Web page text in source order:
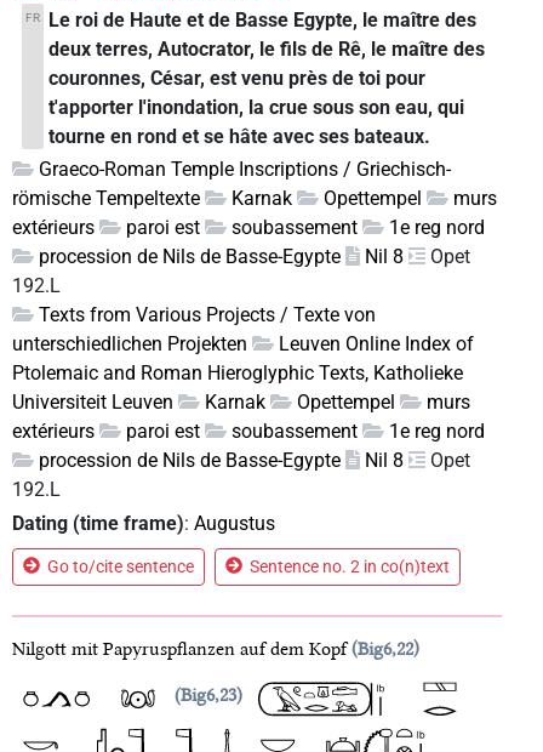
FR
Le roi de Haute et de Basse Egypte, le maître des
deux terres, Autocrator, le fils de Rê, le maître des
couronnes, César, est venu près de toi pour
t'apporter l'inondation, la crue sous son eau, qui
tourne en rond et se hâte avec ses bateaux.
Graeco-Roman Temple Inscriptions / Griechisch-
römische Tempeltexte
Karnak Opettempel
murs
extérieurs
paroi est soubassement
1e reg nord
procession de Nils de Basse-Egypte
Nil 8
Opet
192.L
Texts from Various Projects / Texte von
unterschiedlichen Projekten
Leuven Online Index of
Ptolemaic and Roman Hieroglyphic Texts, Katholieke
Universiteit Leuven
Karnak Opettempel
murs
extérieurs
paroi est soubassement
1e reg nord
procession de Nils de Basse-Egypte
Nil 8
Opet
192.L
Dating (time frame): Augustus
Go to/cite sentence Sentence no. 2 in co(n)text
Nilgott mit Papyruspflanzen auf dem Kopf Big6,22
Big6,23